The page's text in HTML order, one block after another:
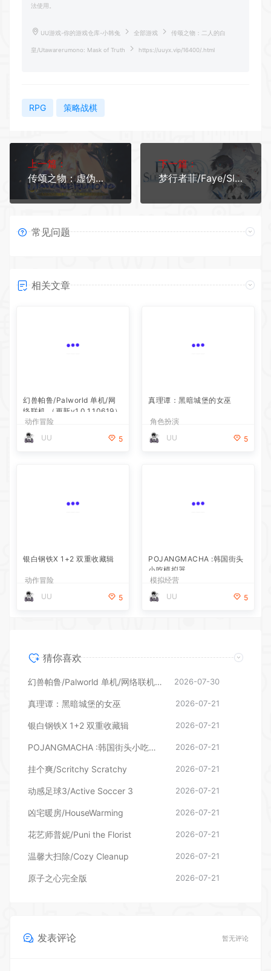
法使用。
UU游戏-你的游戏仓库-小韩兔 全部游戏 传颂之物：二人的白
皇/Utawarerumono: Mask of Truth https://uuyx.vip/16400/.html
RPG 策略战棋
上一篇：
传颂之物：虚伪的假面/Utawarerumono: Mask of Deception
下一篇：
梦行者菲/Faye/Sleepwalker（V1.03）
常见问题
相关文章
UU
真理谭：黑暗城堡的女巫
角色扮演
UU
5
银白钢铁X 1+2 双重收藏辑
动作冒险
UU
5
UU
猜你喜欢
幻兽帕鲁/Palworld 单机/网络联机 （更新v1.0.1.10619） 2026-07-30
真理谭：黑暗城堡的女巫 2026-07-21
银白钢铁X 1+2 双重收藏辑 2026-07-21
POJANGMACHA :韩国街头小吃模拟器 2026-07-21
挂个爽/Scritchy Scratchy 2026-07-21
动感足球3/Active Soccer 3 2026-07-21
凶宅暖房/HouseWarming 2026-07-21
花艺师普妮/Puni the Florist 2026-07-21
温馨大扫除/Cozy Cleanup 2026-07-21
原子之心完全版 2026-07-21
发表评论 暂无评论